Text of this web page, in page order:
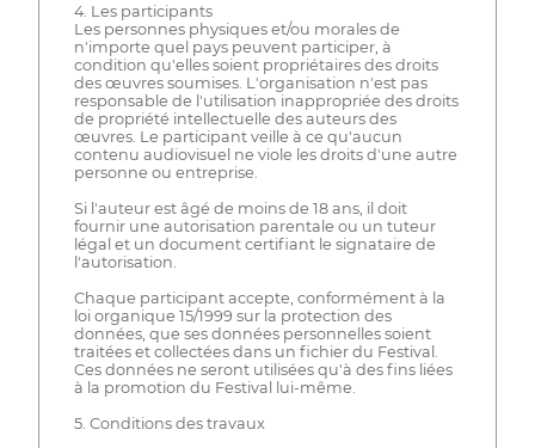
4. Les participants
Les personnes physiques et/ou morales de
n'importe quel pays peuvent participer, à
condition qu'elles soient propriétaires des droits
des œuvres soumises. L'organisation n'est pas
responsable de l'utilisation inappropriée des droits
de propriété intellectuelle des auteurs des
œuvres. Le participant veille à ce qu'aucun
contenu audiovisuel ne viole les droits d'une autre
personne ou entreprise.
Si l'auteur est âgé de moins de 18 ans, il doit
fournir une autorisation parentale ou un tuteur
légal et un document certifiant le signataire de
l'autorisation.
Chaque participant accepte, conformément à la
loi organique 15/1999 sur la protection des
données, que ses données personnelles soient
traitées et collectées dans un fichier du Festival.
Ces données ne seront utilisées qu'à des fins liées
à la promotion du Festival lui-même.
5. Conditions des travaux